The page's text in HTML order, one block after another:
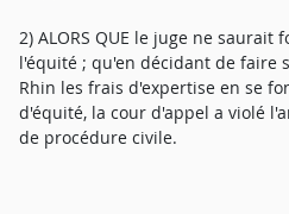
2) ALORS QUE le juge ne saurait
l'équité ; qu'en décidant de faire
Rhin les frais d'expertise en se
d'équité, la cour d'appel a violé
de procédure civile.